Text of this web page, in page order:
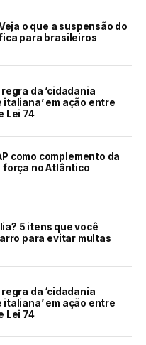
o que a suspensão do
para brasileiros
da ‘cidadania
em ação entre
Lei 74
como complemento da
força no Atlântico
5 itens que você
para evitar multas
da ‘cidadania
em ação entre
Lei 74